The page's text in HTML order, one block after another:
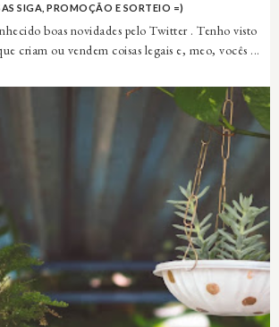
SIGA, PROMOÇÃO E SORTEIO =)
boas novidades pelo Twitter . Tenho visto
criam ou vendem coisas legais e, meo, vocês ...